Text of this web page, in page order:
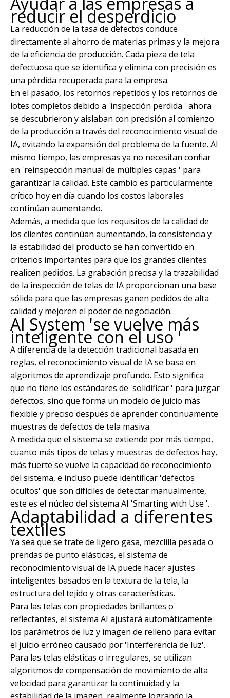
reducir el desperdicio
La reducción de la tasa de defectos conduce
directamente al ahorro de materias primas y la mejora
de la eficiencia de producción. Cada pieza de tela
defectuosa que se identifica y elimina con precisión es
una pérdida recuperada para la empresa.
En el pasado, los retornos repetidos y los retornos de
lotes completos debido a 'inspección perdida ' ahora
se descubrieron y aislaban con precisión al comienzo
de la producción a través del reconocimiento visual de
IA, evitando la expansión del problema de la fuente. Al
mismo tiempo, las empresas ya no necesitan confiar
en 'reinspección manual de múltiples capas ' para
garantizar la calidad. Este cambio es particularmente
crítico hoy en día cuando los costos laborales
continúan aumentando.
Además, a medida que los requisitos de la calidad de
los clientes continúan aumentando, la consistencia y
la estabilidad del producto se han convertido en
criterios importantes para que los grandes clientes
realicen pedidos. La grabación precisa y la trazabilidad
de la inspección de telas de IA proporcionan una base
sólida para que las empresas ganen pedidos de alta
calidad y mejoren el poder de negociación.
AI System 'se vuelve más
inteligente con el uso '
A diferencia de la detección tradicional basada en
reglas, el reconocimiento visual de IA se basa en
algoritmos de aprendizaje profundo. Esto significa
que no tiene los estándares de 'solidificar ' para juzgar
defectos, sino que forma un modelo de juicio más
flexible y preciso después de aprender continuamente
muestras de defectos de tela masiva.
A medida que el sistema se extiende por más tiempo,
cuanto más tipos de telas y muestras de defectos hay,
más fuerte se vuelve la capacidad de reconocimiento
del sistema, e incluso puede identificar 'defectos
ocultos' que son difíciles de detectar manualmente,
este es el núcleo del sistema AI 'Smarting with Use '.
Adaptabilidad a diferentes
textiles
Ya sea que se trate de ligero gasa, mezclilla pesada o
prendas de punto elásticas, el sistema de
reconocimiento visual de IA puede hacer ajustes
inteligentes basados ​​en la textura de la tela, la
estructura del tejido y otras características.
Para las telas con propiedades brillantes o
reflectantes, el sistema AI ajustará automáticamente
los parámetros de luz y imagen de relleno para evitar
el juicio erróneo causado por 'Interferencia de luz'.
Para las telas elásticas o irregulares, se utilizan
algoritmos de compensación de movimiento de alta
velocidad para garantizar la continuidad y la